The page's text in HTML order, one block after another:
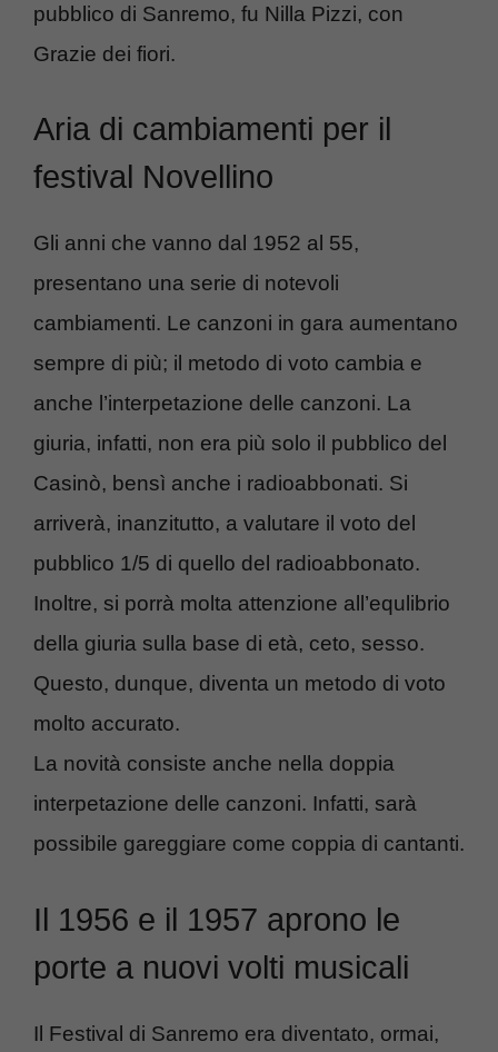
pubblico di Sanremo, fu Nilla Pizzi, con
Grazie dei fiori.
Aria di cambiamenti per il
festival Novellino
Gli anni che vanno dal 1952 al 55,
presentano una serie di notevoli
cambiamenti. Le canzoni in gara aumentano
sempre di più; il metodo di voto cambia e
anche l’interpetazione delle canzoni. La
giuria, infatti, non era più solo il pubblico del
Casinò, bensì anche i radioabbonati. Si
arriverà, inanzitutto, a valutare il voto del
pubblico 1/5 di quello del radioabbonato.
Inoltre, si porrà molta attenzione all’equlibrio
della giuria sulla base di età, ceto, sesso.
Questo, dunque, diventa un metodo di voto
molto accurato.
La novità consiste anche nella doppia
interpetazione delle canzoni. Infatti, sarà
possibile gareggiare come coppia di cantanti.
Il 1956 e il 1957 aprono le
porte a nuovi volti musicali
Il Festival di Sanremo era diventato, ormai,